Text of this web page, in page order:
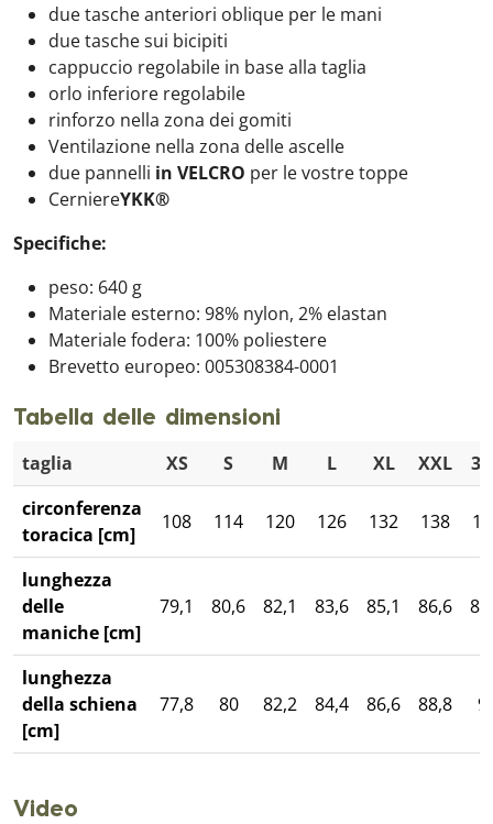
due tasche anteriori oblique per le mani
due tasche sui bicipiti
cappuccio regolabile in base alla taglia
orlo inferiore regolabile
rinforzo nella zona dei gomiti
Ventilazione nella zona delle ascelle
due pannelli in VELCRO per le vostre toppe
CerniereYKK®
Specifiche:
peso: 640 g
Materiale esterno: 98% nylon, 2% elastan
Materiale fodera: 100% poliestere
Brevetto europeo: 005308384-0001
Tabella delle dimensioni
taglia XS S M L XL XXL
circonferenza
toracica [cm]
108 114 120 126 132 138
lunghezza
delle
maniche [cm]
79,1 80,6 82,1 83,6 85,1 86,6
lunghezza
della schiena
[cm]
77,8 80 82,2 84,4 86,6 88,8
Video